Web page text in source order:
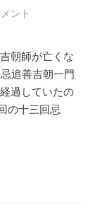
ント
朝師が亡くな
追善吉朝一門
過していたの
の十三回忌